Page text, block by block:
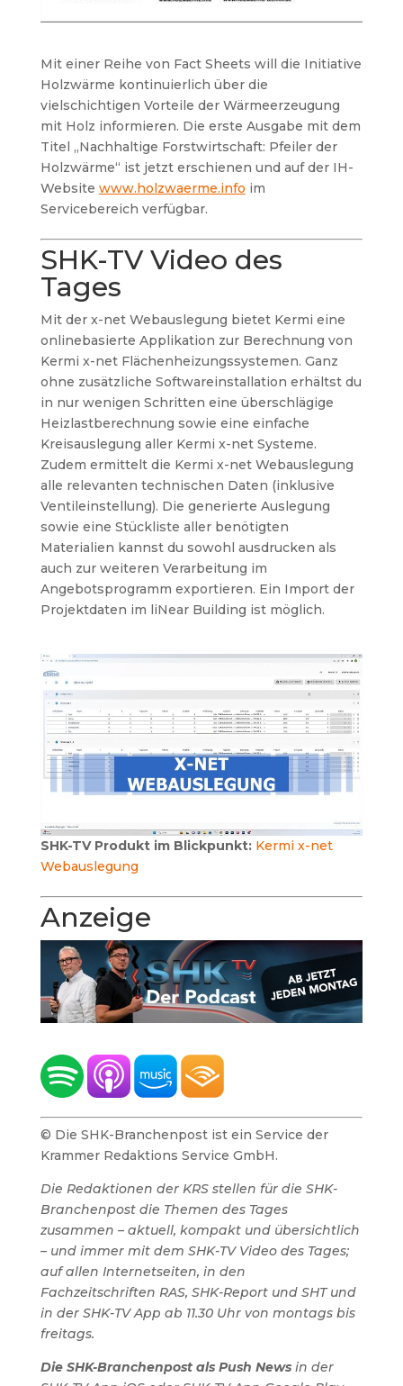
Mit einer Reihe von Fact Sheets will die Initiative
Holzwärme kontinuierlich über die
vielschichtigen Vorteile der Wärmeerzeugung
mit Holz informieren. Die erste Ausgabe mit dem
Titel „Nachhaltige Forstwirtschaft: Pfeiler der
Holzwärme“ ist jetzt erschienen und auf der IH-
Website www.holzwaerme.info im
Servicebereich verfügbar.
SHK-TV Video des
Tages
Mit der x-net Webauslegung bietet Kermi eine
onlinebasierte Applikation zur Berechnung von
Kermi x-net Flächenheizungssystemen. Ganz
ohne zusätzliche Softwareinstallation erhältst du
in nur wenigen Schritten eine überschlägige
Heizlastberechnung sowie eine einfache
Kreisauslegung aller Kermi x-net Systeme.
Zudem ermittelt die Kermi x-net Webauslegung
alle relevanten technischen Daten (inklusive
Ventileinstellung). Die generierte Auslegung
sowie eine Stückliste aller benötigten
Materialien kannst du sowohl ausdrucken als
auch zur weiteren Verarbeitung im
Angebotsprogramm exportieren. Ein Import der
Projektdaten im liNear Building ist möglich.
SHK-TV Produkt im Blickpunkt: Kermi x-net
Webauslegung
Anzeige
© Die SHK-Branchenpost ist ein Service der
Krammer Redaktions Service GmbH.
Die Redaktionen der KRS stellen für die SHK-
Branchenpost die Themen des Tages
zusammen – aktuell, kompakt und übersichtlich
– und immer mit dem SHK-TV Video des Tages;
auf allen Internetseiten, in den
Fachzeitschriften RAS, SHK-Report und SHT und
in der SHK-TV App ab 11.30 Uhr von montags bis
freitags.
Die SHK-Branchenpost als Push Newsin der